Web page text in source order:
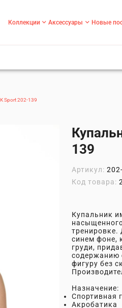
Коллекции Аксессуары Новые
Sport 202-139
139
Артикул:
Код товара:
Купальник
тренировке.
синем фоне,
груди,
содержанию
фигуру без
Назначение:
Спортивная
Акробатика